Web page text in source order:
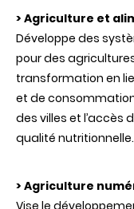
> Agriculture et
Développe des
pour des
transformation en
et de
des villes et l’accès
qualité nutritionnelle.
> Agriculture
Vise le